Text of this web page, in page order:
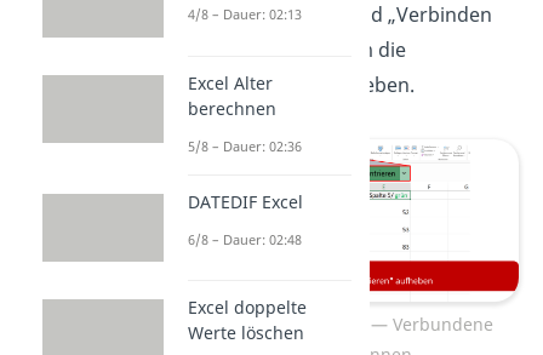
das ausgewählte Feld „Verbinden
und Zentrieren“, um die
Verbindung aufzuheben.
Textumbruch Excel — Verbundene
4/8 – Dauer: 02:13
Excel Alter
berechnen
5/8 – Dauer: 02:36
DATEDIF Excel
6/8 – Dauer: 02:48
Excel doppelte
Werte löschen